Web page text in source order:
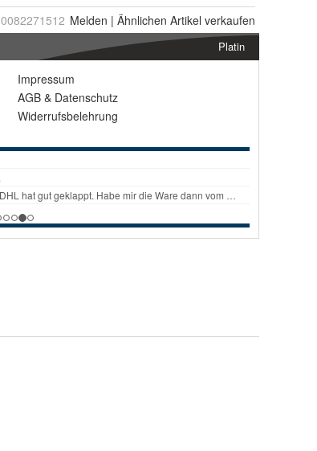
0082271512 Melden | Ähnlichen Artikel verkaufen
Platin
Impressum
AGB & Datenschutz
Widerrufsbelehrung